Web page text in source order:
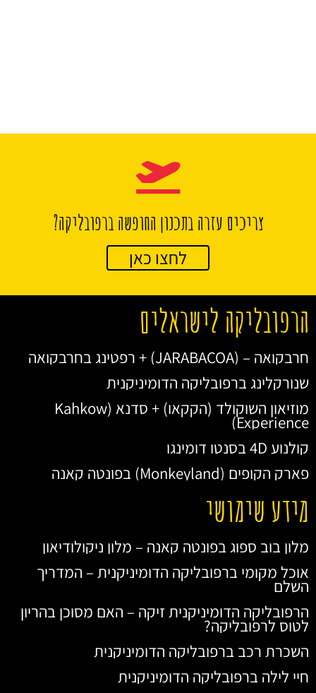
צריכים עזרה בתכנון החופשה ברפובליקה?
לחצו כאן
הרפובליקה לישראלים
חרבקואה – (JARABACOA) + רפטינג בחרבקואה
שנורקלינג ברפובליקה הדומיניקנית
מוזיאון השוקולד (הקקאו) + סדנא (Kahkow
Experience)
קולנוע 4D בסנטו דומינגו
פארק הקופים (Monkeyland) בפונטה קאנה
מידע שימושי
מלון בוב ספוג בפונטה קאנה – מלון ניקולודיאון
אוכל מקומי ברפובליקה הדומיניקנית – המדריך
השלם
הרפובליקה הדומיניקנית זיקה – האם מסוכן בהריון
לטוס לרפובליקה?
השכרת רכב ברפובליקה הדומיניקנית
חיי לילה ברפובליקה הדומיניקנית